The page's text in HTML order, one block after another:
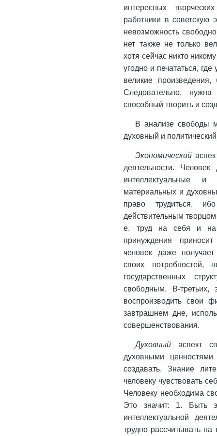
интересных
работники в советскую
невозможность
нет также не только
хотя сейчас никто
угодно и печататься,
великие
Следовательно,
способный творить и
В анализе свободы
духовный и
Экономический
деятельности.
интеллектуальные
материальных и
право трудиться,
действительным
е. труд на себя и на
принуждения
человек даже
своих потребностей,
государственных
свободным. В-третьих,
воспроизводить свои
завтрашнем дне,
совершенствования.
Духовный аспект
духовными
создавать. Знание
человеку чувствовать
Человеку необходима
Это значит: 1. Быть
интеллектуальной
трудно рассчитывать на